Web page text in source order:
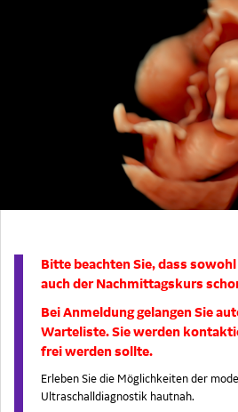
Bitte beachten Sie, dass
auch der Nachmittagskurs
Bei Anmeldung gelangen Sie
Warteliste. Sie werden
frei werden sollte.
Erleben Sie die Möglichkeiten der
Ultraschalldiagnostik hautnah.